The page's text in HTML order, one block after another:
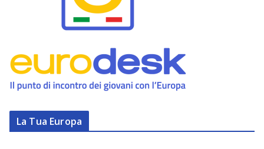
La Tua Europa